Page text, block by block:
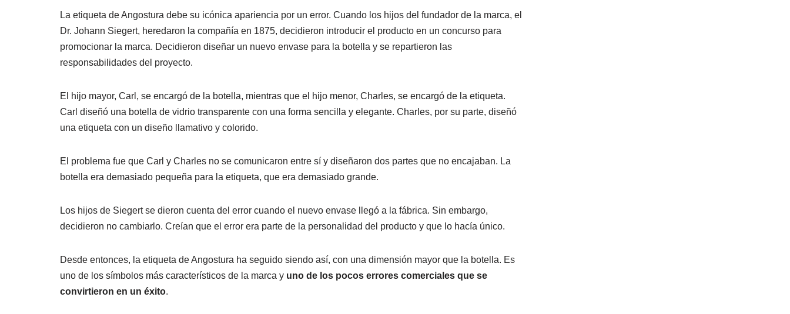
La etiqueta de Angostura debe su icónica apariencia por un error. Cuando los hijos del fundador de la marca, el
Dr. Johann Siegert, heredaron la compañía en 1875, decidieron introducir el producto en un concurso para
promocionar la marca. Decidieron diseñar un nuevo envase para la botella y se repartieron las
responsabilidades del proyecto.
El hijo mayor, Carl, se encargó de la botella, mientras que el hijo menor, Charles, se encargó de la etiqueta.
Carl diseñó una botella de vidrio transparente con una forma sencilla y elegante. Charles, por su parte, diseñó
una etiqueta con un diseño llamativo y colorido.
El problema fue que Carl y Charles no se comunicaron entre sí y diseñaron dos partes que no encajaban. La
botella era demasiado pequeña para la etiqueta, que era demasiado grande.
Los hijos de Siegert se dieron cuenta del error cuando el nuevo envase llegó a la fábrica. Sin embargo,
decidieron no cambiarlo. Creían que el error era parte de la personalidad del producto y que lo hacía único.
Desde entonces, la etiqueta de Angostura ha seguido siendo así, con una dimensión mayor que la botella. Es
uno de los símbolos más característicos de la marca y uno de los pocos errores comerciales que se
convirtieron en un éxito.